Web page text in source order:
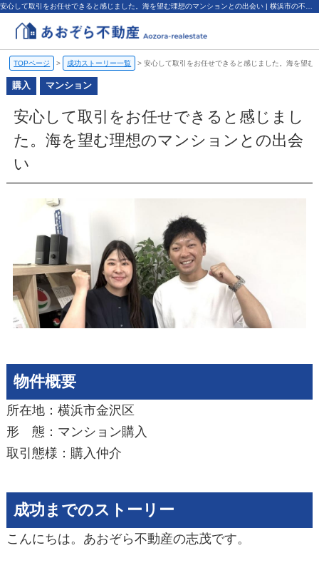
TOPページ > 成功ストーリー一覧 > 安心して取引をお任せできると感じました。海を望む
購入 マンション
安心して取引をお任せできると感じまし
た。海を望む理想のマンションとの出会
い
物件概要
所在地：横浜市金沢区
形 態：マンション購入
取引態様：購入仲介
成功までのストーリー
こんにちは。あおぞら不動産の志茂です。